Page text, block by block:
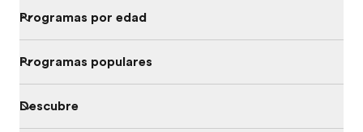
Programas por edad
Programas populares
Descubre